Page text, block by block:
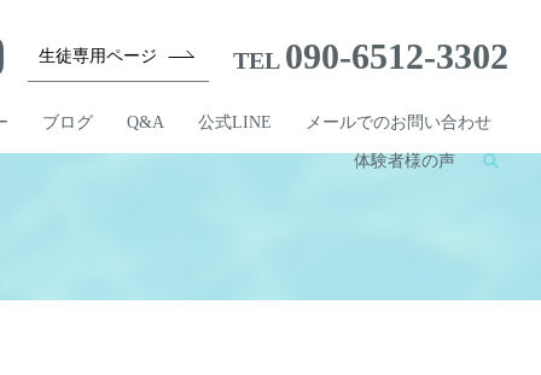
ブログ Q&A 公式LINE メールでのお問い合わせ
体験者様の声
生徒専用ページ TEL 090-6512-3302